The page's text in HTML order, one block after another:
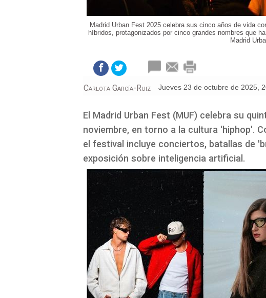
Madrid Urban Fest 2025 celebra sus cinco años de vida
híbridos, protagonizados por cinco grandes nombres que
Madrid
jueves 23 de octubre de 2025,
Carlota García-Ruiz
El Madrid Urban Fest (MUF) celebra su
noviembre, en torno a la cultura 'hiphop'.
el festival incluye conciertos, batallas de
exposición sobre inteligencia artificial.